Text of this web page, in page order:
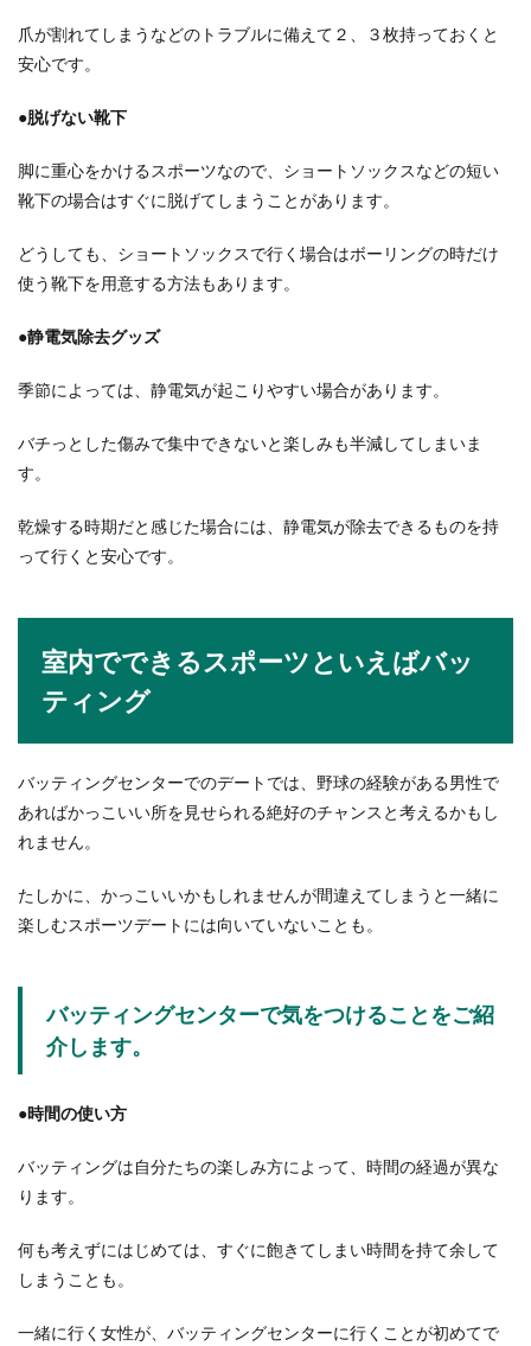
爪が割れてしまうなどのトラブルに備えて２、３枚持っておくと
安心です。
●脱げない靴下
脚に重心をかけるスポーツなので、ショートソックスなどの短い
靴下の場合はすぐに脱げてしまうことがあります。
どうしても、ショートソックスで行く場合はボーリングの時だけ
使う靴下を用意する方法もあります。
●静電気除去グッズ
季節によっては、静電気が起こりやすい場合があります。
バチっとした傷みで集中できないと楽しみも半減してしまいま
す。
乾燥する時期だと感じた場合には、静電気が除去できるものを持
って行くと安心です。
室内でできるスポーツといえばバッ
ティング
バッティングセンターでのデートでは、野球の経験がある男性で
あればかっこいい所を見せられる絶好のチャンスと考えるかもし
れません。
たしかに、かっこいいかもしれませんが間違えてしまうと一緒に
楽しむスポーツデートには向いていないことも。
バッティングセンターで気をつけることをご紹
介します。
●時間の使い方
バッティングは自分たちの楽しみ方によって、時間の経過が異な
ります。
何も考えずにはじめては、すぐに飽きてしまい時間を持て余して
しまうことも。
一緒に行く女性が、バッティングセンターに行くことが初めてで